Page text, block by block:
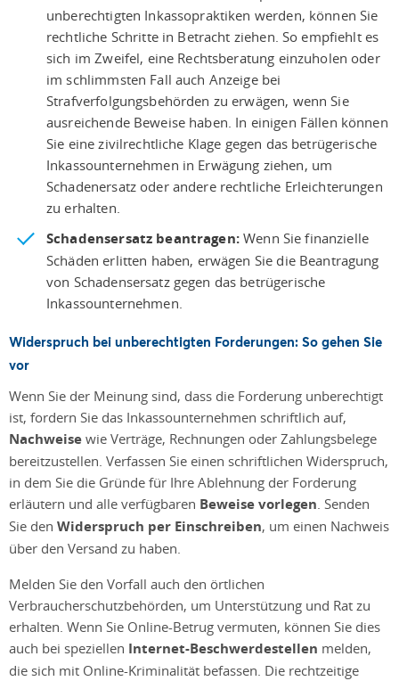
unberechtigten Inkassopraktiken werden, können Sie
rechtliche Schritte in Betracht ziehen. So empfiehlt es
sich im Zweifel, eine Rechtsberatung einzuholen oder
im schlimmsten Fall auch Anzeige bei
Strafverfolgungsbehörden zu erwägen, wenn Sie
ausreichende Beweise haben. In einigen Fällen können
Sie eine zivilrechtliche Klage gegen das betrügerische
Inkassounternehmen in Erwägung ziehen, um
Schadenersatz oder andere rechtliche Erleichterungen
zu erhalten.
Schadensersatz beantragen:Wenn Sie finanzielle
Schäden erlitten haben, erwägen Sie die Beantragung
von Schadensersatz gegen das betrügerische
Inkassounternehmen.
Widerspruch bei unberechtigten Forderungen: So gehen Sie
vor
Wenn Sie der Meinung sind, dass die Forderung unberechtigt
ist, fordern Sie das Inkassounternehmen schriftlich auf,
Nachweise wie Verträge, Rechnungen oder Zahlungsbelege
bereitzustellen. Verfassen Sie einen schriftlichen Widerspruch,
in dem Sie die Gründe für Ihre Ablehnung der Forderung
erläutern und alle verfügbaren Beweise vorlegen. Senden
Sie den Widerspruch per Einschreiben, um einen Nachweis
über den Versand zu haben.
Melden Sie den Vorfall auch den örtlichen
Verbraucherschutzbehörden, um Unterstützung und Rat zu
erhalten. Wenn Sie Online-Betrug vermuten, können Sie dies
auch bei speziellen Internet-Beschwerdestellen melden,
die sich mit Online-Kriminalität befassen. Die rechtzeitige